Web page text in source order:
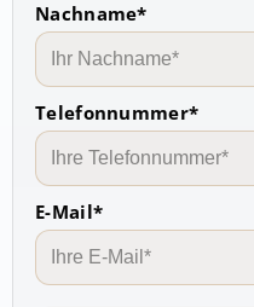
Nachname*
Telefonnummer*
E-Mail*